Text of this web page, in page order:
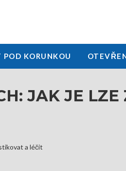
POD KORUNKOU
JAK JE
a léčit